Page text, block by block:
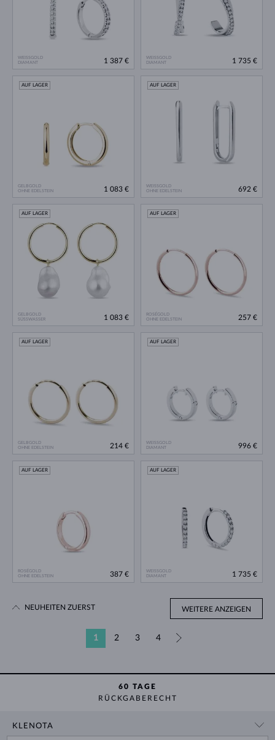
WEISSGOLD
DIAMANT
1 387 €
WEISSGOLD
DIAMANT
1 735 €
GELBGOLD
OHNE EDELSTEIN
AUF LAGER
1 083 €
WEISSGOLD
OHNE EDELSTEIN
AUF LAGER
692 €
GELBGOLD
SÜSSWASSER
AUF LAGER
1 083 €
ROSÉGOLD
OHNE EDELSTEIN
AUF LAGER
257 €
GELBGOLD
OHNE EDELSTEIN
AUF LAGER
214 €
WEISSGOLD
DIAMANT
AUF LAGER
996 €
ROSÉGOLD
OHNE EDELSTEIN
AUF LAGER
387 €
WEISSGOLD
DIAMANT
AUF LAGER
1 735 €
WEITERE ANZEIGEN
1 2 3 4
NEUHEITEN ZUERST
60 TAGE
RÜCKGABERECHT
KLENOTA